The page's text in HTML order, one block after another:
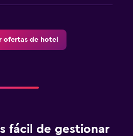
ofertas de hotel
fácil de gestionar